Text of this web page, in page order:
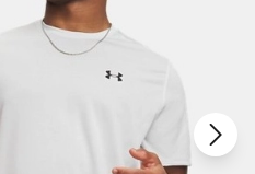
Yap
Yenile
Dön
Zaten hesabın var mı? Giriş yap